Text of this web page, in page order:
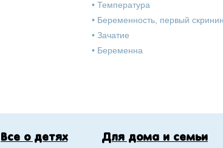
• Температура
• Беременность, первый
• Зачатие
• Беременна
Все о детях Для дома и семьи